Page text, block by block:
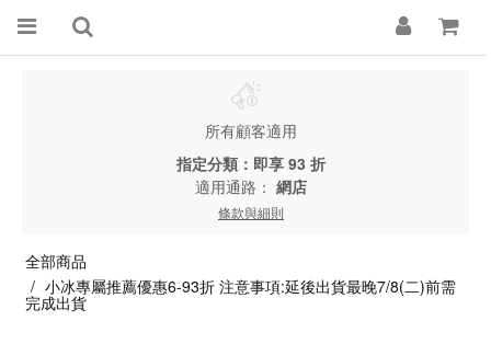
所有顧客適用
指定分類：即享 93 折
適用通路： 網店
條款與細則
全部商品
小冰專屬推薦優惠6-93折 注意事項:延後出貨最晚7/8(二)前需
完成出貨